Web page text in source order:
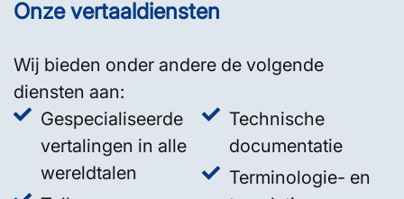
Onze vertaaldiensten
Wij bieden onder andere de volgende
diensten aan:
Gespecialiseerde
vertalingen in alle
wereldtalen
Technische
documentatie
Terminologie- en